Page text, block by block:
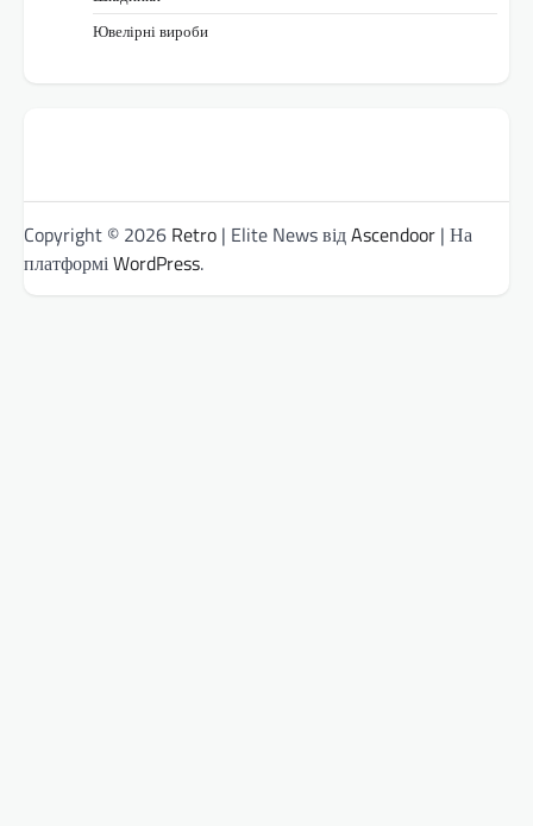
Ювелірні вироби
Copyright © 2026 Retro | Elite News відAscendoor | На
платформіWordPress.